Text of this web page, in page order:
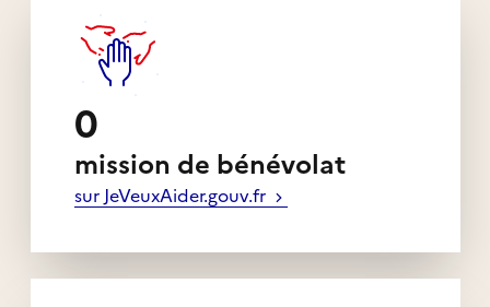
0
mission de bénévolat
sur JeVeuxAider.gouv.fr